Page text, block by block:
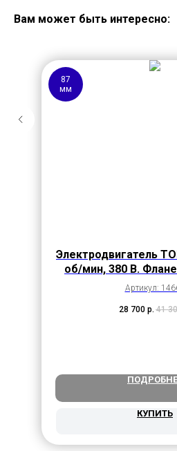
Вам может быть интересно:
87
мм
Электродвигатель
об/мин, 380 В.
Артикул:
28 700 р. 41
КУПИТЬ